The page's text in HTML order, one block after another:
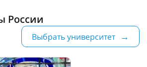
России
Выбрать университет